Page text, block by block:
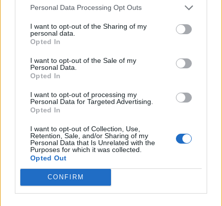
Personal Data Processing Opt Outs
I want to opt-out of the Sharing of my
personal data.
Opted In
I want to opt-out of the Sale of my
Personal Data.
Opted In
I want to opt-out of processing my
Personal Data for Targeted Advertising.
Opted In
I want to opt-out of Collection, Use,
Retention, Sale, and/or Sharing of my
Personal Data that Is Unrelated with the
Purposes for which it was collected.
Opted Out
CONFIRM
DOWNLOAD QR 🠋